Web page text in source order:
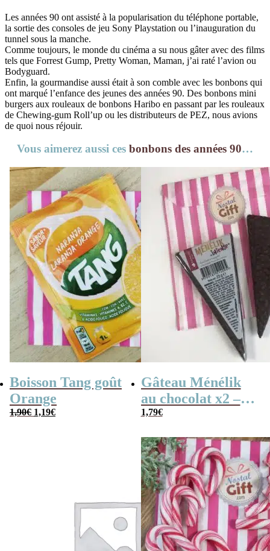
Les années 90 ont assisté à la popularisation du téléphone portable,
la sortie des consoles de jeu Sony Playstation ou l’inauguration du
tunnel sous la manche.
Comme toujours, le monde du cinéma a su nous gâter avec des films
tels que Forrest Gump, Pretty Woman, Maman, j’ai raté l’avion ou
Bodyguard.
Enfin, la gourmandise aussi était à son comble avec les bonbons qui
ont marqué l’enfance des jeunes des années 90. Des bonbons mini
burgers aux rouleaux de bonbons Haribo en passant par les rouleaux
de Chewing-gum Roll’up ou les distributeurs de PEZ, nous avions
de quoi nous réjouir.
Vous aimerez aussi ces bonbons des années 90…
Boisson Tang goût
Orange
1,90€ Le
1,19€Le
Gâteau Ménélik
au chocolat x2 –
Gaufrette
1,79€